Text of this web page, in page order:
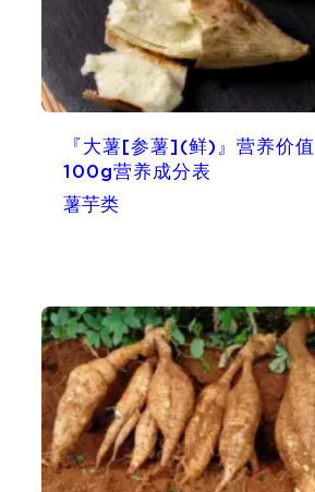
『大薯[参薯](鲜)』营养价
100g营养成分表
薯芋类